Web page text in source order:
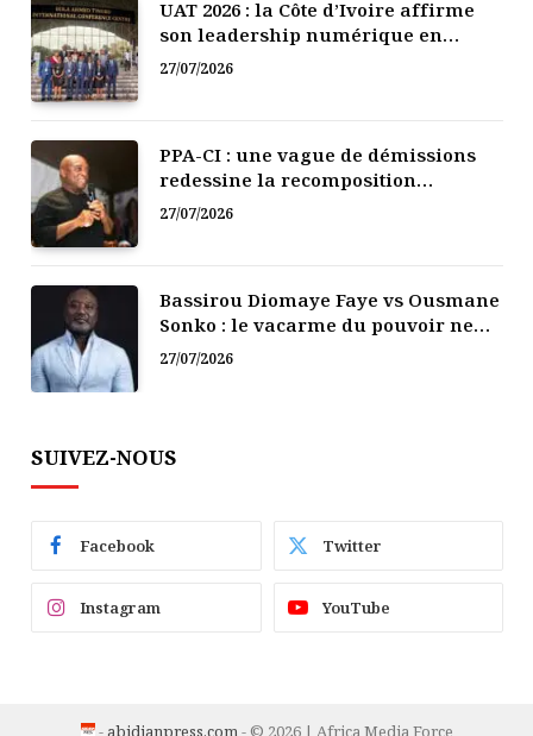
UAT 2026 : la Côte d’Ivoire affirme
son leadership numérique en
Afrique
27/07/2026
PPA-CI : une vague de démissions
redessine la recomposition
politique
27/07/2026
Bassirou Diomaye Faye vs Ousmane
Sonko : le vacarme du pouvoir ne
doit pas faire oublier les liens de la
27/07/2026
SUIVEZ-NOUS
Facebook Twitter
Instagram YouTube
- abidjanpress.com - © 2026 | Africa Media Force